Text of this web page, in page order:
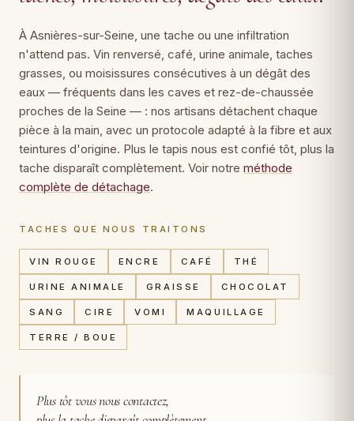
À Asnières-sur-Seine, une tache ou une infiltration
n'attend pas. Vin renversé, café, urine animale, taches
grasses, ou moisissures consécutives à un dégât des
eaux — fréquents dans les caves et rez-de-chaussée
proches de la Seine — : nos artisans détachent chaque
pièce à la main, avec un protocole adapté à la fibre et aux
teintures d'origine. Plus le tapis nous est confié tôt, plus la
tache disparaît complètement. Voir notre méthode
complète de détachage.
TACHES QUE NOUS TRAITONS
VIN ROUGE ENCRE CAFÉ THÉ
URINE ANIMALE GRAISSE CHOCOLAT
SANG CIRE VOMI MAQUILLAGE
TERRE / BOUE
Plus tôt vous nous contactez,